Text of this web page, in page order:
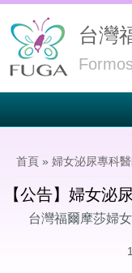
台灣
首頁 » 婦女泌尿專科
【公告】婦女泌
台灣福爾摩莎婦